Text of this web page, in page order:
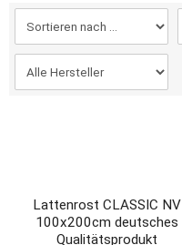
Lattenrost CLASSIC NV
100x200cm deutsches
Qualitätsprodukt